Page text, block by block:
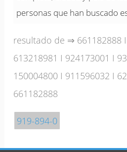
personas que han buscado
resultado de ⇒ 661182888 I
613218981 I 924173001 I
150004800 I 911596032 I
661182888
919-894-0